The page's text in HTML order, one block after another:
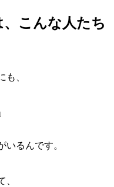
こんな人たち
も、
いるんです。
、